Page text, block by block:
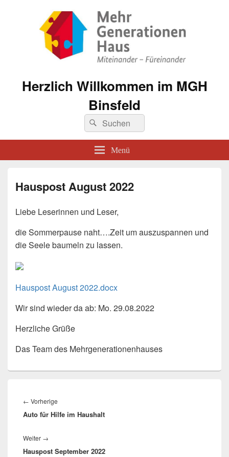
Herzlich Willkommen im MGH
Binsfeld
Suche
nach:
Suchen
Menü
Hauspost August 2022
Liebe Leserinnen und Leser,
die Sommerpause naht….Zeit um auszuspannen und
die Seele baumeln zu lassen.
Hauspost August 2022.docx
Wir sind wieder da ab: Mo. 29.08.2022
Herzliche Grüße
Das Team des Mehrgenerationenhauses
← Vorherige
Beitrag:
Auto für Hilfe im Haushalt
Weiter →
Beitrag:
Hauspost September 2022